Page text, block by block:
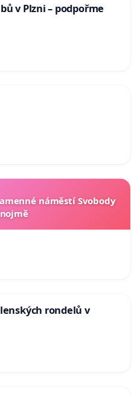
v Plzni – podpořme
náměstí Svobody
rondelů v